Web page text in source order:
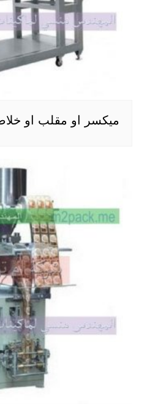
ميكسر او مقلب او